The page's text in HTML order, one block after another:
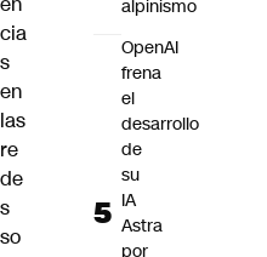
cia
s
en
las
re
de
s
so
alpinismo
OpenAI
frena
el
desarrollo
de
su
IA
Astra
por